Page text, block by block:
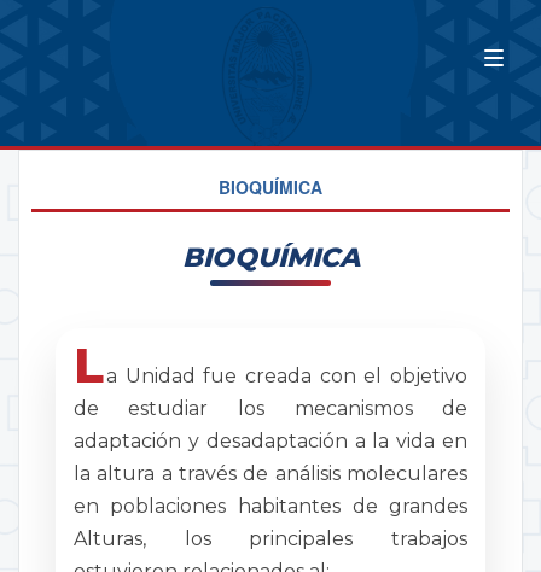
BIOQUÍMICA
BIOQUÍMICA
La Unidad fue creada con el objetivo
de estudiar los mecanismos de
adaptación y desadaptación a la vida en
la altura a través de análisis moleculares
en poblaciones habitantes de grandes
Alturas, los principales trabajos